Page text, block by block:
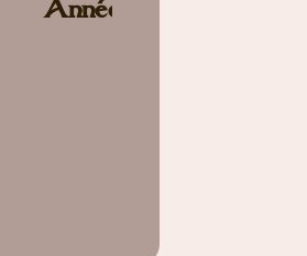
Année Liturgique